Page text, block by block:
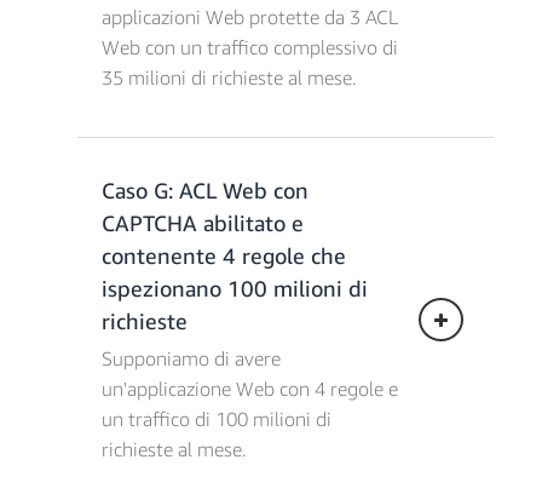
Costi di abbonamento per il
rilevamento dei bot = 9,87 € * 1 = 9,87
€
dei bot = 0,99 USD/milione * (20
di richieste gratuite) = 0 €
Costi totali per il rilevamento dei
bot = 9,87 €/mese
Spese combinate totali = 34,52
€/mese
applicazioni Web protette da 3 ACL
Web con un traffico complessivo di
35 milioni di richieste al mese.
Costi dell'ACL Web = 4,93 € x 1 =
4,93 €
Costi per le regole = 0,99 € * (3 gruppi
di regole gestiti + 21 regole) = 23,76 €
Costi per le richieste = 0,59 €/milione *
35 milioni = 20,65 €
Costi totali WAF = 49,34 €/mese
Costi di abbonamento per il
rilevamento dei bot = 9,87 € x 3 =
29,61 €
Caso G: ACL Web con
CAPTCHA abilitato e
contenente 4 regole che
ispezionano 100 milioni di
richieste
Supponiamo di avere
un'applicazione Web con 4 regole e
un traffico di 100 milioni di
richieste al mese.